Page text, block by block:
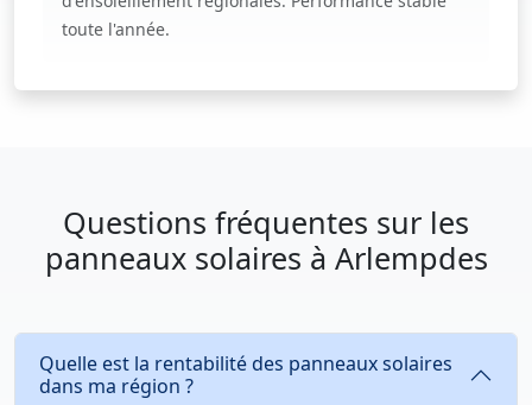
toute l'année.
Questions fréquentes sur les
panneaux solaires à Arlempdes
Quelle est la rentabilité des panneaux solaires
dans ma région ?